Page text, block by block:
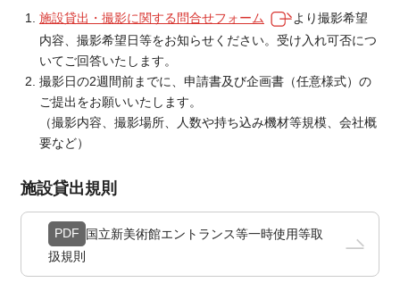
施設貸出・撮影に関する問合せフォーム
より撮影希望
内容、撮影希望日等をお知らせください。受け入れ可否につ
いてご回答いたします。
撮影日の2週間前までに、申請書及び企画書（任意様式）の
ご提出をお願いいたします。
（撮影内容、撮影場所、人数や持ち込み機材等規模、会社概
要など）
施設貸出規則
PDF 国立新美術館エントランス等一時使用等取
扱規則